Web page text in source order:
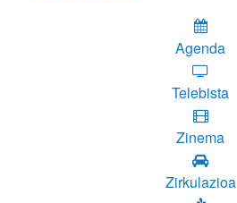
Agenda
Telebista
Zinema
Zirkulazioa